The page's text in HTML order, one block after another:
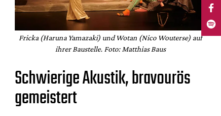
Fricka (Haruna Yamazaki) und Wotan (Nico Wouterse) auf
ihrer Baustelle. Foto: Matthias Baus
Schwierige Akustik, bravourös
gemeistert